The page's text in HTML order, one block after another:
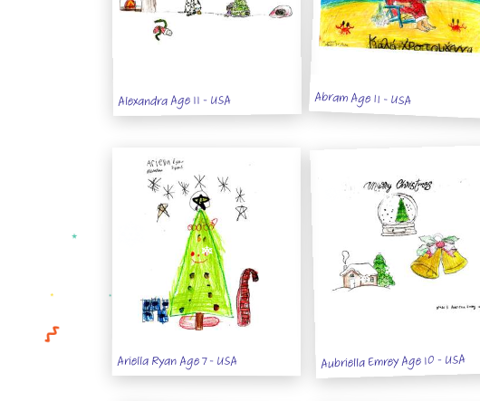
Alexandra Age 11 - USA Abram Age 11 - USA
Ariella Ryan Age 7 - USA Aubriella Emrey Age 10 - USA